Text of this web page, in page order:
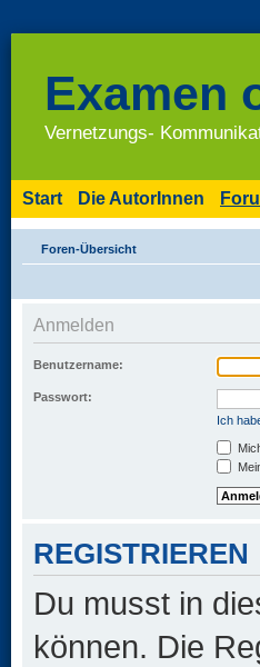
Examen
Vernetzungs-
Start Die AutorInnen
Foren-Übersicht
Anmelden
Benutzername:
Passwort:
Ich
REGISTRIEREN
Du musst in
können. Die